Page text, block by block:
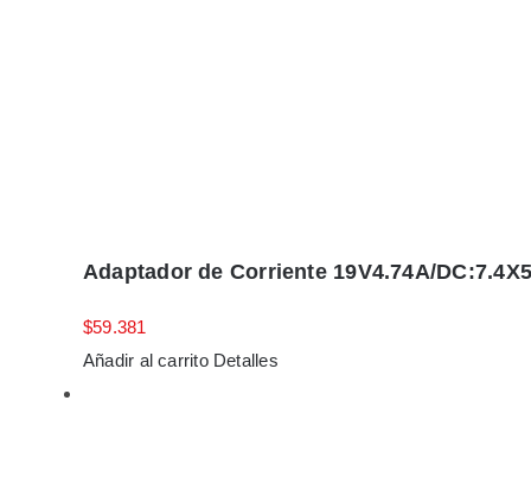
Adaptador de Corriente 19V4.74A/
$59.381
Añadir al carrito Detalles